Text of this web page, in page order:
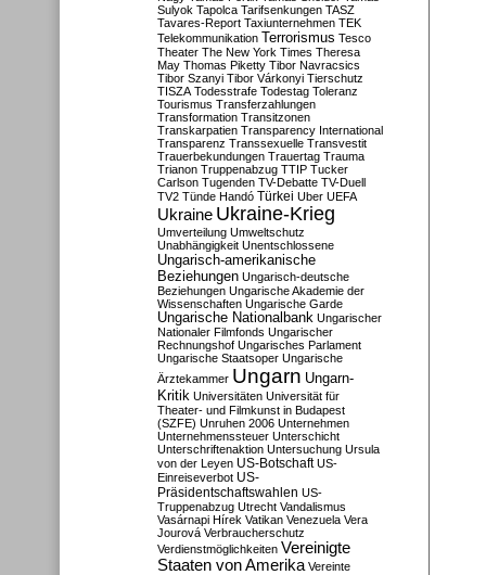
Sulyok Tapolca Tarifsenkungen TASZ
Tavares-Report Taxiunternehmen TEK
Telekommunikation Terrorismus Tesco
Theater The New York Times Theresa
May Thomas Piketty Tibor Navracsics
Tibor Szanyi Tibor Várkonyi Tierschutz
TISZA Todesstrafe Todestag Toleranz
Tourismus Transferzahlungen
Transformation Transitzonen
Transkarpatien Transparency International
Transparenz Transsexuelle Transvestit
Trauerbekundungen Trauertag Trauma
Trianon Truppenabzug TTIP Tucker
Carlson Tugenden TV-Debatte TV-Duell
TV2 Tünde Handó Türkei Uber UEFA
Ukraine Ukraine-Krieg
Umverteilung Umweltschutz
Unabhängigkeit Unentschlossene
Ungarisch-amerikanische
Beziehungen Ungarisch-deutsche
Beziehungen Ungarische Akademie der
Wissenschaften Ungarische Garde
Ungarische Nationalbank Ungarischer
Nationaler Filmfonds Ungarischer
Rechnungshof Ungarisches Parlament
Ungarische Staatsoper Ungarische
Ärztekammer Ungarn Ungarn-
Kritik Universitäten Universität für
Theater- und Filmkunst in Budapest
(SZFE) Unruhen 2006 Unternehmen
Unternehmenssteuer Unterschicht
Unterschriftenaktion Untersuchung Ursula
von der Leyen US-Botschaft US-
Einreiseverbot US-
Präsidentschaftswahlen US-
Truppenabzug Utrecht Vandalismus
Vasárnapi Hírek Vatikan Venezuela Vera
Jourová Verbraucherschutz
Verdienstmöglichkeiten Vereinigte
Staaten von Amerika Vereinte